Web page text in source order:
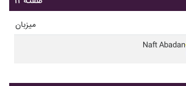
میزبان
Naft Abadan